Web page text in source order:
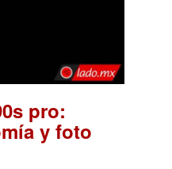
pro:
y foto